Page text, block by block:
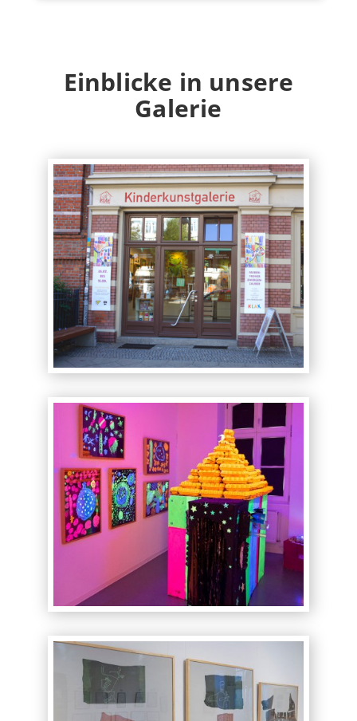
Einblicke in unsere
Galerie